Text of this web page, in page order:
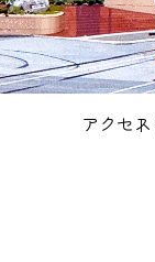
アクセス